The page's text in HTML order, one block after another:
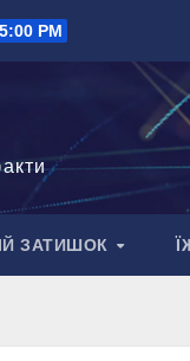
PM
ЗАТИШОК